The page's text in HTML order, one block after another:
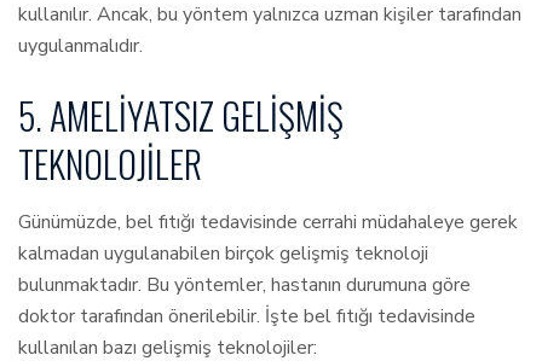
kullanılır. Ancak, bu yöntem yalnızca uzman kişiler tarafından
uygulanmalıdır.
5. AMELIYATSIZ GELIŞMIŞ
TEKNOLOJILER
Günümüzde, bel fıtığı tedavisinde cerrahi müdahaleye gerek
kalmadan uygulanabilen birçok gelişmiş teknoloji
bulunmaktadır. Bu yöntemler, hastanın durumuna göre
doktor tarafından önerilebilir. İşte bel fıtığı tedavisinde
kullanılan bazı gelişmiş teknolojiler: